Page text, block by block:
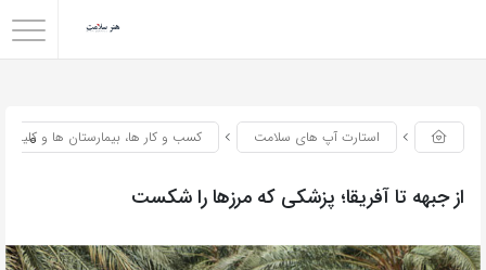
0 استارت آپ های سلامت کسب و کار ها، بیمارستان ها و
از جبهه تا آفریقا؛ پزشکی که مرزها را شکست